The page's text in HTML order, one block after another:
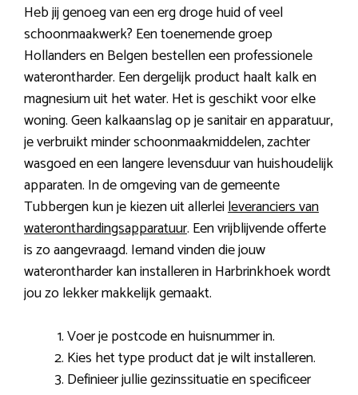
Heb jij genoeg van een erg droge huid of veel
schoonmaakwerk? Een toenemende groep
Hollanders en Belgen bestellen een professionele
waterontharder. Een dergelijk product haalt kalk en
magnesium uit het water. Het is geschikt voor elke
woning. Geen kalkaanslag op je sanitair en apparatuur,
je verbruikt minder schoonmaakmiddelen, zachter
wasgoed en een langere levensduur van huishoudelijk
apparaten. In de omgeving van de gemeente
Tubbergen kun je kiezen uit allerleileveranciers van
wateronthardingsapparatuur. Een vrijblijvende offerte
is zo aangevraagd. Iemand vinden die jouw
waterontharder kan installeren in Harbrinkhoek wordt
jou zo lekker makkelijk gemaakt.
Voer je postcode en huisnummer in.
Kies het type product dat je wilt installeren.
Definieer jullie gezinssituatie en specificeer